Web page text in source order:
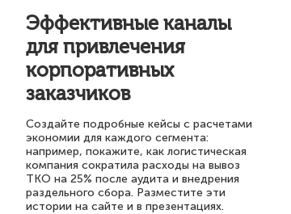
Эффективные каналы
для привлечения
корпоративных
заказчиков
Создайте подробные кейсы с расчетами
экономии для каждого сегмента:
например, покажите, как логистическая
компания сократила расходы на вывоз
ТКО на 25% после аудита и внедрения
раздельного сбора. Разместите эти
истории на сайте и в презентациях.